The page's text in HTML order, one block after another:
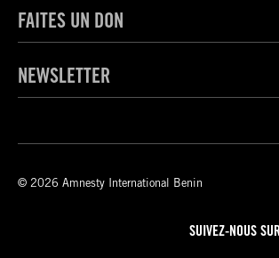
FAITES UN DON
NEWSLETTER
© 2026 Amnesty International Benin
SUIVEZ-NOUS